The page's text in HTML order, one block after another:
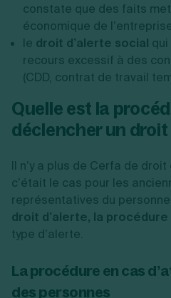
constate que des faits
économique de
le droit d’alerte social
recours excessif à des
(CDD, contrat de travail
Quelle est la
déclencher un droit
Il n’y a plus de Cerfa de droit
c’était le cas pour les
représentatives du
droit d’alerte, la procédure
type d’alerte.
La procédure en cas
des personnes